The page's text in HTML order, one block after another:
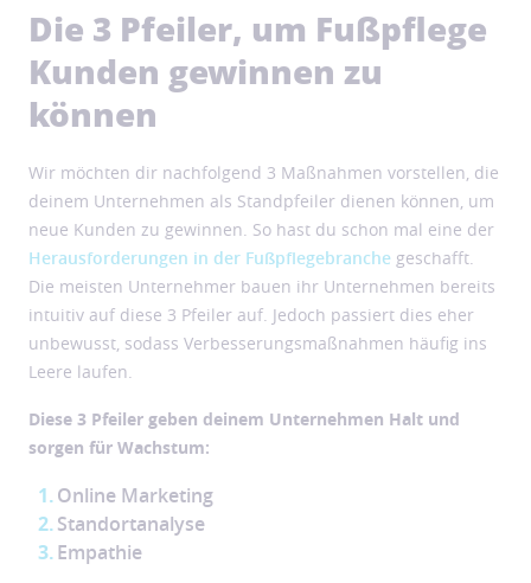
Die 3 Pfeiler, um Fußpflege
Kunden gewinnen zu
können
Wir möchten dir nachfolgend 3 Maßnahmen vorstellen, die
deinem Unternehmen als Standpfeiler dienen können, um
neue Kunden zu gewinnen. So hast du schon mal eine der
Herausforderungen in der Fußpflegebranche geschafft.
Die meisten Unternehmer bauen ihr Unternehmen bereits
intuitiv auf diese 3 Pfeiler auf. Jedoch passiert dies eher
unbewusst, sodass Verbesserungsmaßnahmen häufig ins
Leere laufen.
Diese 3 Pfeiler geben deinem Unternehmen Halt und
sorgen für Wachstum:
Online Marketing
Standortanalyse
Empathie